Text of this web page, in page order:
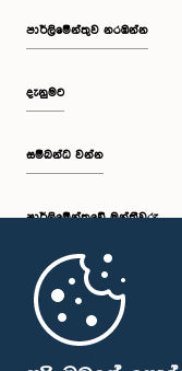
පාර්ලි‌මේන්තුව නරඹන්න
දැනුමට
සම්බන්ධ වන්න
පාර්ලි‌මේන්තුවේ මන්ත්‍රීවරු
මුල් පිටුව